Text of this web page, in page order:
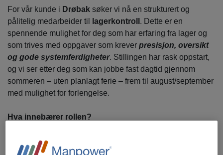
For vår kunde i Drøbak søker vi nå en strukturert og
pålitelig medarbeider til
lagerkontroll . Dette er en
spennende mulighet for deg som har erfaring fra lager og
som trives med oppgaver som krever presisjon, oversikt
og gode systemferdigheter. Stillingen har rask oppstart,
og vi ser etter deg som kan jobbe fast dagtid gjennom
sommeren – uten planlagt ferie – frem til august/september
med mulighet for forlengelse.
Hva innebærer rollen?